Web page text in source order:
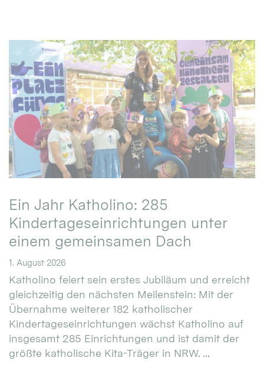
Ein Jahr Katholino: 285
Kindertageseinrichtungen unter
einem gemeinsamen Dach
1. August 2026
Katholino feiert sein erstes Jubiläum und erreicht
gleichzeitig den nächsten Meilenstein: Mit der
Übernahme weiterer 182 katholischer
Kindertageseinrichtungen wächst Katholino auf
insgesamt 285 Einrichtungen und ist damit der
größte katholische Kita-Träger in NRW. ...